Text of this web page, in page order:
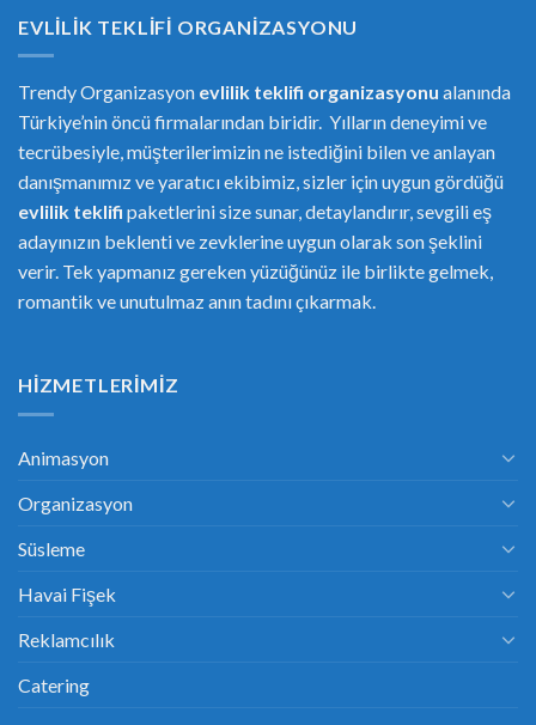
EVLILIK TEKLIFI ORGANIZASYONU
Trendy Organizasyon evlilik teklifi organizasyonu alanında
Türkiye’nin öncü firmalarından biridir. Yılların deneyimi ve
tecrübesiyle, müşterilerimizin ne istediğini bilen ve anlayan
danışmanımız ve yaratıcı ekibimiz, sizler için uygun gördüğü
evlilik teklifi paketlerini size sunar, detaylandırır, sevgili eş
adayınızın beklenti ve zevklerine uygun olarak son şeklini
verir. Tek yapmanız gereken yüzüğünüz ile birlikte gelmek,
romantik ve unutulmaz anın tadını çıkarmak.
HIZMETLERIMIZ
Animasyon
Organizasyon
Süsleme
Havai Fişek
Reklamcılık
Catering